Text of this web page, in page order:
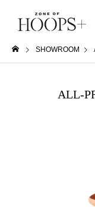
SHOWROOM
ALL-